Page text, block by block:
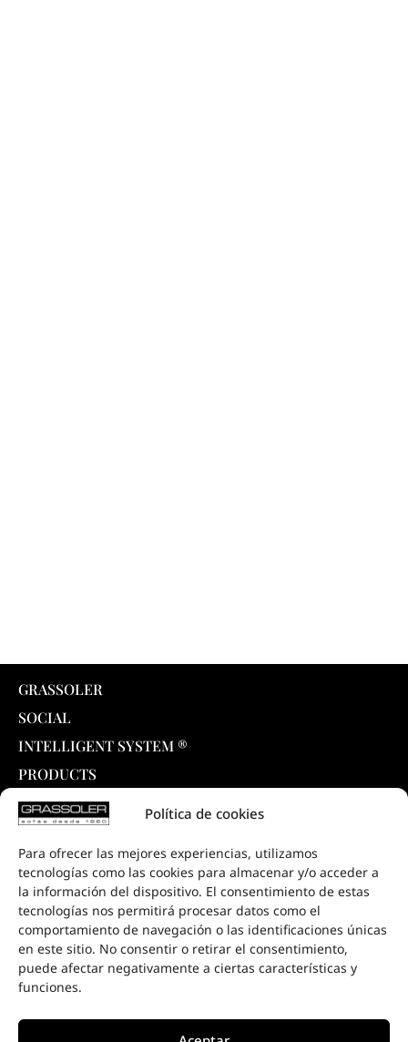
Política de cookies
Para ofrecer las mejores experiencias, utilizamos
tecnologías como las cookies para almacenar y/o acceder a
la información del dispositivo. El consentimiento de estas
tecnologías nos permitirá procesar datos como el
comportamiento de navegación o las identificaciones únicas
en este sitio. No consentir o retirar el consentimiento,
puede afectar negativamente a ciertas características y
funciones.
GRASSOLER
SOCIAL
INTELLIGENT SYSTEM ®
PRODUCTS
COLLECTIONS
DOWNLOADS
PROJECTS
SALE POINTS
CONTACT